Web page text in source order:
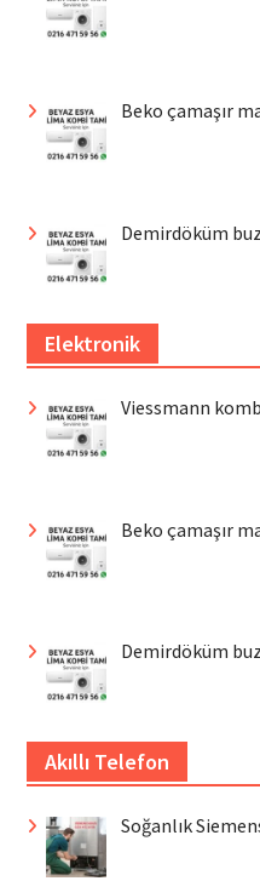
Beko çamaşır
Demirdöküm
Elektronik
Viessmann
Beko çamaşır
Demirdöküm
Akıllı Telefon
Soğanlık